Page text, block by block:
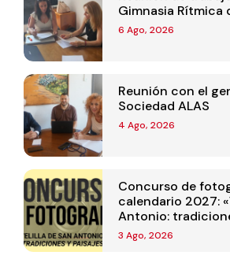
Gimnasia Rítmica
6 Ago, 2026
Reunión con el
Sociedad ALAS
4 Ago, 2026
Concurso de
calendario 2027:
Antonio:
3 Ago, 2026